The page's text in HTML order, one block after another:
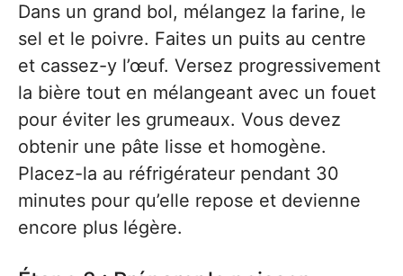
Dans un grand bol, mélangez la farine, le
sel et le poivre. Faites un puits au centre
et cassez-y l’œuf. Versez progressivement
la bière tout en mélangeant avec un fouet
pour éviter les grumeaux. Vous devez
obtenir une pâte lisse et homogène.
Placez-la au réfrigérateur pendant 30
minutes pour qu’elle repose et devienne
encore plus légère.